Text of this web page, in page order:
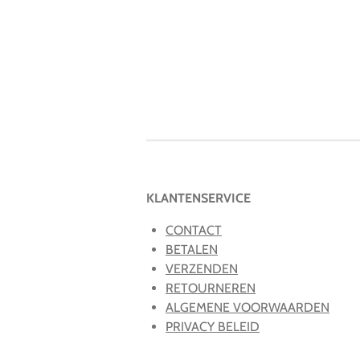
KLANTENSERVICE
CONTACT
BETALEN
VERZENDEN
RETOURNEREN
ALGEMENE VOORWAARDEN
PRIVACY BELEID